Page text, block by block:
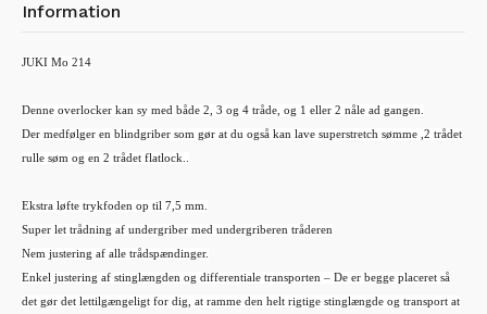
Information
JUKI Mo 214
Denne overlocker kan sy med både 2, 3 og 4 tråde, og 1 eller 2 nåle ad gangen.
Der medfølger en blindgriber som gør at du også kan lave superstretch sømme ,2 trådet
rulle søm og en 2 trådet flatlock..
Ekstra løfte trykfoden op til 7,5 mm.
Super let trådning af undergriber med undergriberen tråderen
Nem justering af alle trådspændinger.
Enkel justering af stinglængden og differentiale transporten – De er begge placeret så
det gør det lettilgængeligt for dig, at ramme den helt rigtige stinglængde og transport at